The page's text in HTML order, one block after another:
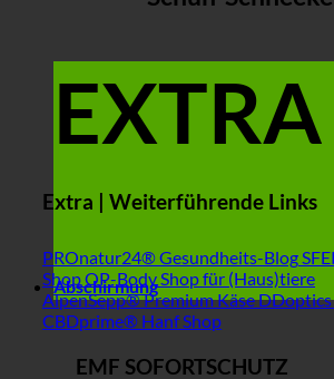
EXTRA
Extra | Weiterführende Links
PROnatur24® Gesundheits-Blog
ShopOP-Body Shop für (Haus)tiere
AlpenSepp® Premium Käse
CBDprime® Hanf Shop
Abschirmung
EMF SOFORTSCHUTZ